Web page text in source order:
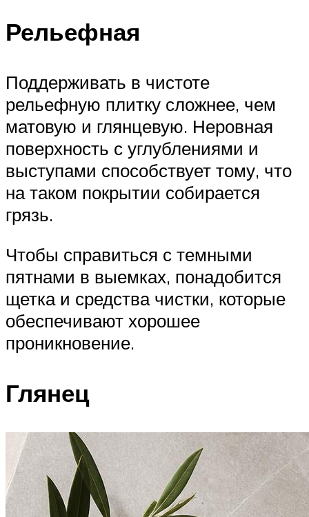
Рельефная
Поддерживать в чистоте
рельефную плитку сложнее, чем
матовую и глянцевую. Неровная
поверхность с углублениями и
выступами способствует тому, что
на таком покрытии собирается
грязь.
Чтобы справиться с темными
пятнами в выемках, понадобится
щетка и средства чистки, которые
обеспечивают хорошее
проникновение.
Глянец